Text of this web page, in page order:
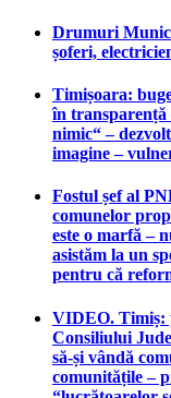
Drumuri
șoferi,
Timișoara:
în transparență
nimic“ –
imagine –
Fostul șef al
comunelor
este o marfă –
asistăm la un
pentru că
VIDEO. Timiș:
Consiliului
să-și vândă
comunitățile –